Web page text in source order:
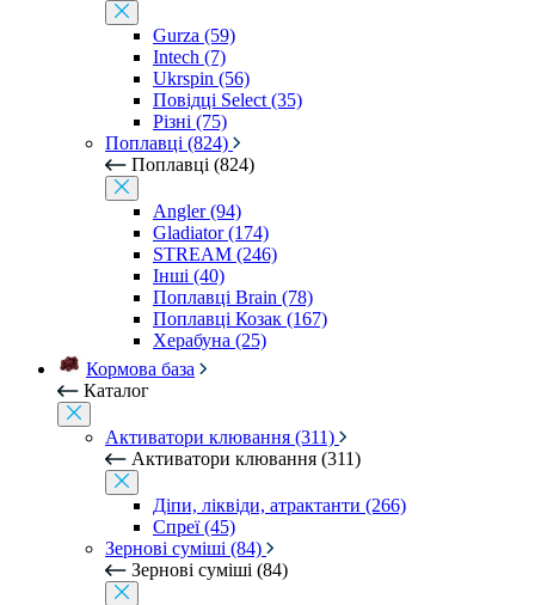
Gurza (59)
Intech (7)
Ukrspin (56)
Повідці Select (35)
Різні (75)
Поплавці (824)
Поплавці (824)
Angler (94)
Gladiator (174)
STREAM (246)
Інші (40)
Поплавці Brain (78)
Поплавці Козак (167)
Херабуна (25)
Кормова база
Каталог
Активатори клювання (311)
Активатори клювання (311)
Діпи, ліквіди, атрактанти (266)
Спреї (45)
Зернові суміші (84)
Зернові суміші (84)